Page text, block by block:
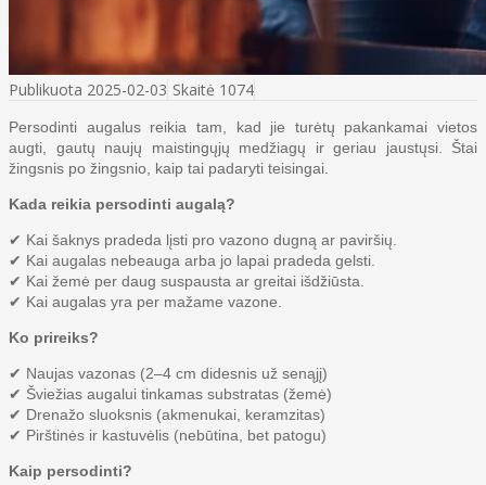
Publikuota 2025-02-03 Skaitė 1074
Persodinti augalus reikia tam, kad jie turėtų pakankamai vietos
augti, gautų naujų maistingųjų medžiagų ir geriau jaustųsi. Štai
žingsnis po žingsnio, kaip tai padaryti teisingai.
Kada reikia persodinti augalą?
✔ Kai šaknys pradeda lįsti pro vazono dugną ar paviršių.
✔ Kai augalas nebeauga arba jo lapai pradeda gelsti.
✔ Kai žemė per daug suspausta ar greitai išdžiūsta.
✔ Kai augalas yra per mažame vazone.
Ko prireiks?
✔ Naujas vazonas (2–4 cm didesnis už senąjį)
✔ Šviežias augalui tinkamas substratas (žemė)
✔ Drenažo sluoksnis (akmenukai, keramzitas)
✔ Pirštinės ir kastuvėlis (nebūtina, bet patogu)
Kaip persodinti?